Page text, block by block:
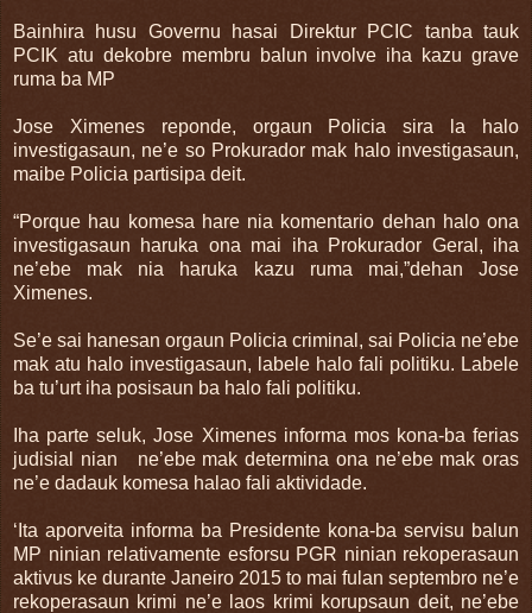
Bainhira husu Governu hasai Direktur PCIC tanba tauk
PCIK atu dekobre membru balun involve iha kazu grave
ruma ba MP
Jose Ximenes reponde, orgaun Policia sira la halo
investigasaun, ne’e so Prokurador mak halo investigasaun,
maibe Policia partisipa deit.
“Porque hau komesa hare nia komentario dehan halo ona
investigasaun haruka ona mai iha Prokurador Geral, iha
ne’ebe mak nia haruka kazu ruma mai,”dehan Jose
Ximenes.
Se’e sai hanesan orgaun Policia criminal, sai Policia ne’ebe
mak atu halo investigasaun, labele halo fali politiku. Labele
ba tu’urt iha posisaun ba halo fali politiku.
Iha parte seluk, Jose Ximenes informa mos kona-ba ferias
judisial nian ne’ebe mak determina ona ne’ebe mak oras
ne’e dadauk komesa halao fali aktividade.
‘Ita aporveita informa ba Presidente kona-ba servisu balun
MP ninian relativamente esforsu PGR ninian rekoperasaun
aktivus ke durante Janeiro 2015 to mai fulan septembro ne’e
rekoperasaun krimi ne’e laos krimi korupsaun deit, ne’ebe